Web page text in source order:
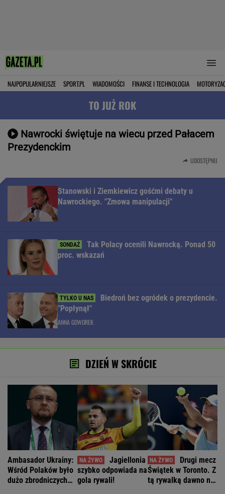
NAJPOPULARNIEJSZE SPORT.PL WIADOMOŚCI FINANSE I TECHNOLOGIA
TO JUŻ ROK
Nawrocki świętuje na wiecu przed Pałacem
Prezydenckim
UDOSTĘPNIJ
Stanowski i Ziemkiewicz gośćmi debaty u
Nawrockiego. "Zmowa manipulacji"
Tak Polacy ocenili Nawrocką. Ponad 50
proc. wskazań
Biedroń bez ogródek o prezydencie.
"Popłynął"
ANNA GOWOREK
DZIEŃ W SKRÓCIE
Ambasador Ukrainy:
Wśród Polaków było
dużo zbrodniczych
Jagiellonia
szybko odpowiada na
gola rywali!
Drugi mecz
Świątek w Toronto. Z
tą rywalką dawno nie